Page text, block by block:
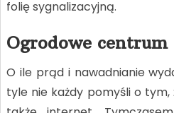
folię sygnalizacyjną.
Ogrodowe centrum
O ile prąd i nawadnianie
tyle nie każdy pomyśli o